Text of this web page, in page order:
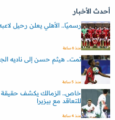
أحدث الأخبار
رسميًا.. الأهلي يعلن رحيل
منذ 6 ساعة
تمت.. هيثم حسن إلى ناديه
منذ 5 ساعة
خاص.. الزمالك يكشف حقيقة
للتعاقد مع بيزيرا
منذ 4 ساعة